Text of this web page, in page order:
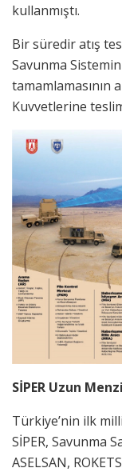
kullanmıştı.
Bir süredir atış
Savunma
tamamlamasının
Kuvvetlerine
SİPER Uzun
Türkiye’nin ilk
SİPER, Savunma
ASELSAN,